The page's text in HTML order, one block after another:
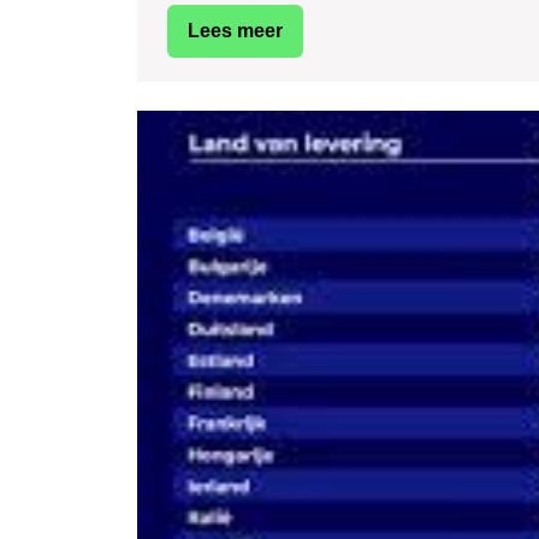
Kilogram:
Wat
Moet
Weten
Lees meerLees
meer